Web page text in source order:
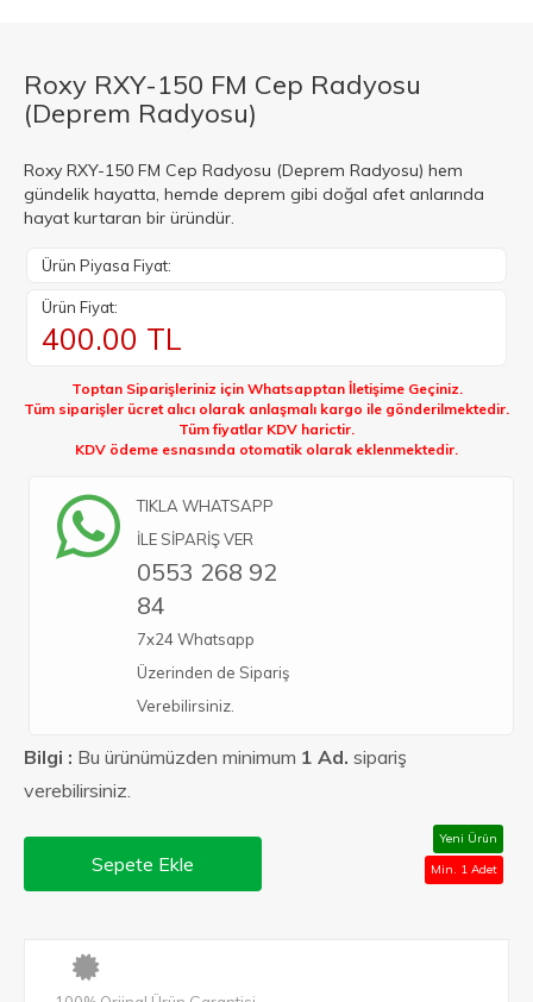
Roxy RXY-150 FM Cep Radyosu
(Deprem Radyosu)
Roxy RXY-150 FM Cep Radyosu (Deprem Radyosu) hem
gündelik hayatta, hemde deprem gibi doğal afet anlarında
hayat kurtaran bir üründür.
Ürün Piyasa Fiyat:
Ürün Fiyat:
400.00 TL
Toptan Siparişleriniz için Whatsapptan İletişime Geçiniz.
Tüm siparişler ücret alıcı olarak anlaşmalı kargo ile gönderilmektedir.
Tüm fiyatlar KDV harictir.
KDV ödeme esnasında otomatik olarak eklenmektedir.
TIKLA WHATSAPP
İLE SİPARİŞ VER
0553 268 92
84
7x24 Whatsapp
Üzerinden de Sipariş
Verebilirsiniz.
Bilgi : Bu ürünümüzden minimum 1 Ad. sipariş
verebilirsiniz.
Sepete Ekle
Yeni Ürün
Min. 1 Adet